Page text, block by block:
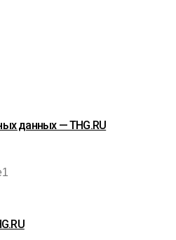
данных — THG.RU